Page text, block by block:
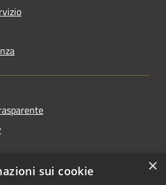
×
sui cookie